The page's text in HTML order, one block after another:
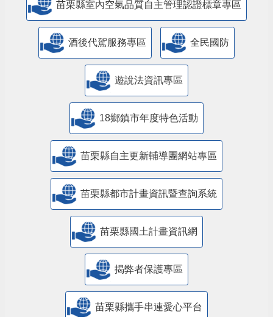
苗栗縣室內空氣品質自主管理認證標章專區
酒後代駕服務專區 全民國防
遊說法資訊專區
18鄉鎮市年度特色活動
苗栗縣自主更新輔導團網站專區
苗栗縣都市計畫資訊暨查詢系統
苗栗縣國土計畫資訊網
揭弊者保護專區
苗栗縣攜手串連愛心平台